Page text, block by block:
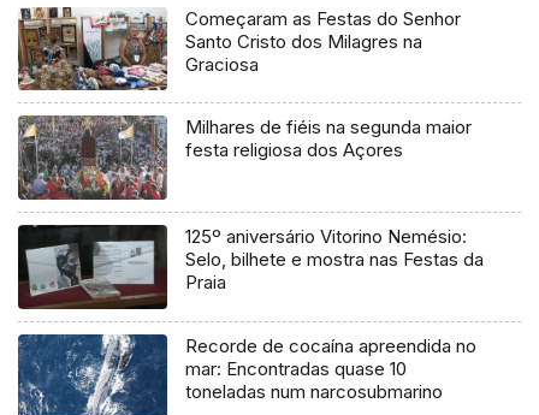
Começaram as Festas do Senhor
Santo Cristo dos Milagres na
Graciosa
Milhares de fiéis na segunda maior
festa religiosa dos Açores
125º aniversário Vitorino Nemésio:
Selo, bilhete e mostra nas Festas da
Praia
Recorde de cocaína apreendida no
mar: Encontradas quase 10
toneladas num narcosubmarino